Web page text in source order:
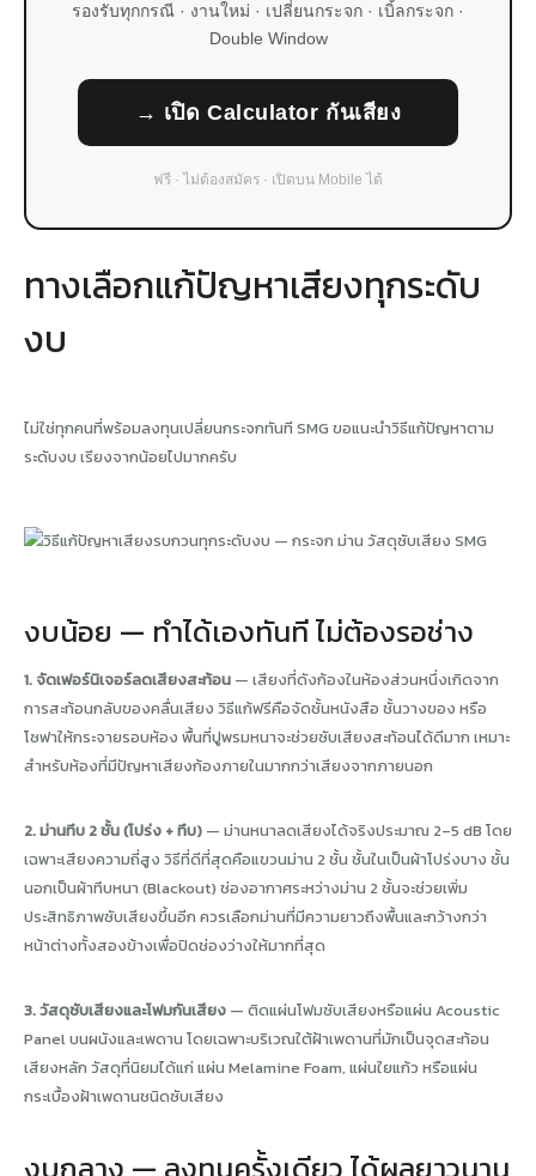
รองรับทุกกรณี · งานใหม่ · เปลี่ยนกระจก · เบิ้ลกระจก ·
Double Window
→ เปิด Calculator กันเสียง
ฟรี · ไม่ต้องสมัคร · เปิดบน Mobile ได้
ทางเลือกแก้ปัญหาเสียงทุกระดับ
งบ
ไม่ใช่ทุกคนที่พร้อมลงทุนเปลี่ยนกระจกทันที SMG ขอแนะนำวิธีแก้ปัญหาตาม
ระดับงบ เรียงจากน้อยไปมากครับ
งบน้อย — ทำได้เองทันที ไม่ต้องรอช่าง
1. จัดเฟอร์นิเจอร์ลดเสียงสะท้อน — เสียงที่ดังก้องในห้องส่วนหนึ่งเกิดจาก
การสะท้อนกลับของคลื่นเสียง วิธีแก้ฟรีคือจัดชั้นหนังสือ ชั้นวางของ หรือ
โซฟาให้กระจายรอบห้อง พื้นที่ปูพรมหนาจะช่วยซับเสียงสะท้อนได้ดีมาก เหมาะ
สำหรับห้องที่มีปัญหาเสียงก้องภายในมากกว่าเสียงจากภายนอก
2. ม่านทึบ 2 ชั้น (โปร่ง + ทึบ) — ม่านหนาลดเสียงได้จริงประมาณ 2–5 dB โดย
เฉพาะเสียงความถี่สูง วิธีที่ดีที่สุดคือแขวนม่าน 2 ชั้น ชั้นในเป็นผ้าโปร่งบาง ชั้น
นอกเป็นผ้าทึบหนา (Blackout) ช่องอากาศระหว่างม่าน 2 ชั้นจะช่วยเพิ่ม
ประสิทธิภาพซับเสียงขึ้นอีก ควรเลือกม่านที่มีความยาวถึงพื้นและกว้างกว่า
หน้าต่างทั้งสองข้างเพื่อปิดช่องว่างให้มากที่สุด
3. วัสดุซับเสียงและโฟมกันเสียง — ติดแผ่นโฟมซับเสียงหรือแผ่น Acoustic
Panel บนผนังและเพดาน โดยเฉพาะบริเวณใต้ฝ้าเพดานที่มักเป็นจุดสะท้อน
เสียงหลัก วัสดุที่นิยมได้แก่ แผ่น Melamine Foam, แผ่นใยแก้ว หรือแผ่น
กระเบื้องฝ้าเพดานชนิดซับเสียง